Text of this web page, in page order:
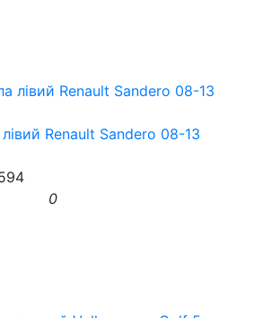
Renault Sandero 08-13
0